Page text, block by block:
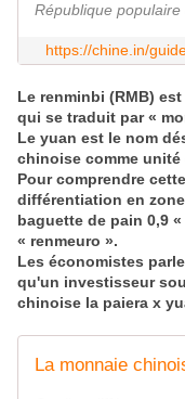
République populaire
https://chine.in/
Le renminbi (RMB)
qui se traduit par «
Le yuan est le nom
chinoise comme unité
Pour comprendre
différentiation en
baguette de pain 0,9
« renmeuro ».
Les économistes
qu'un investisseur
chinoise la paiera x
La monnaie